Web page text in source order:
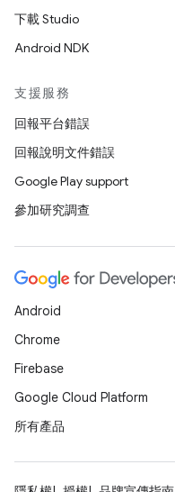
下載 Studio
Android NDK
支援服務
回報平台錯誤
回報說明文件錯誤
Google Play support
參加研究調查
Android
Chrome
Firebase
Google Cloud Platform
所有產品